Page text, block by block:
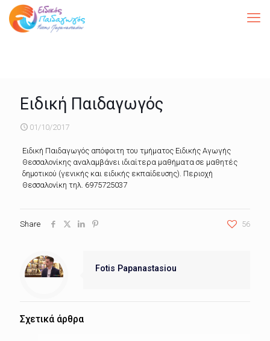
Ειδική Παιδαγωγός
01/10/2017
Ειδική Παιδαγωγός απόφοιτη του τμήματος Ειδικής Αγωγής
Θεσσαλονίκης αναλαμβάνει ιδιαίτερα μαθήματα σε μαθητές
δημοτικού (γενικής και ειδικής εκπαίδευσης). Περιοχή
Θεσσαλονίκη τηλ. 6975725037
Share 56
Fotis Papanastasiou
Σχετικά άρθρα